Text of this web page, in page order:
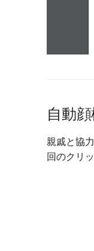
自動
親戚と協
回のクリ